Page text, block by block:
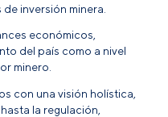
inversión minera.
económicos,
del país como a nivel
minero.
con una visión holística,
la regulación,